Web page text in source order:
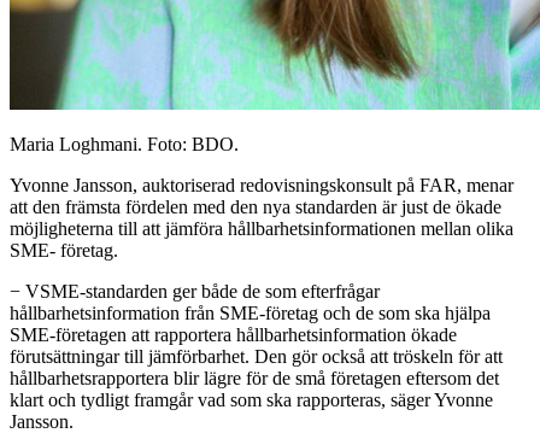
Maria Loghmani. Foto: BDO.
Yvonne Jansson, auktoriserad redovisningskonsult på FAR, menar
att den främsta fördelen med den nya standarden är just de ökade
möjligheterna till att jämföra hållbarhetsinformationen mellan olika
SME- företag.
− VSME-standarden ger både de som efterfrågar
hållbarhetsinformation från SME-företag och de som ska hjälpa
SME-företagen att rapportera hållbarhetsinformation ökade
förutsättningar till jämförbarhet. Den gör också att tröskeln för att
hållbarhetsrapportera blir lägre för de små företagen eftersom det
klart och tydligt framgår vad som ska rapporteras, säger Yvonne
Jansson.